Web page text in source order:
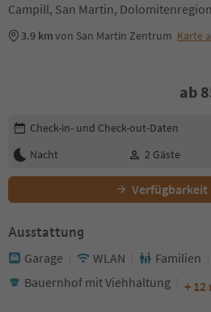
Campill, San Martin,
3.9 kmvon San Martin Zentrum Karte
ab
Buchungsdetails bearbeiten
Check-in- und Check-out-Daten
Nacht
2 Gäste
Verfügbarkeit
Ausstattung
Garage WLAN Familien
Bauernhof mit Viehhaltung
+ 12